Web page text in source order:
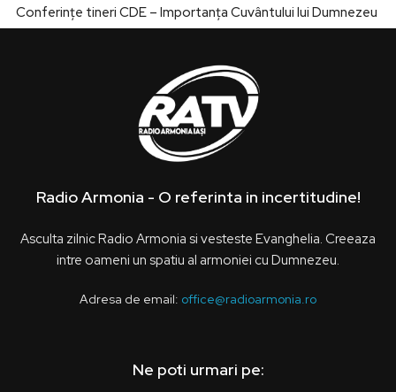
Conferințe tineri CDE – Importanța Cuvântului lui Dumnezeu
Radio Armonia - O referinta in incertitudine!
Asculta zilnic Radio Armonia si vesteste Evanghelia. Creeaza
intre oameni un spatiu al armoniei cu Dumnezeu.
Adresa de email: office@radioarmonia.ro
Ne poti urmari pe: